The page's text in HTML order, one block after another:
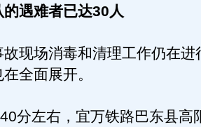
遇难者已达30人
场消毒和清理工作仍在进
全面展开。
左右，宜万铁路巴东县高